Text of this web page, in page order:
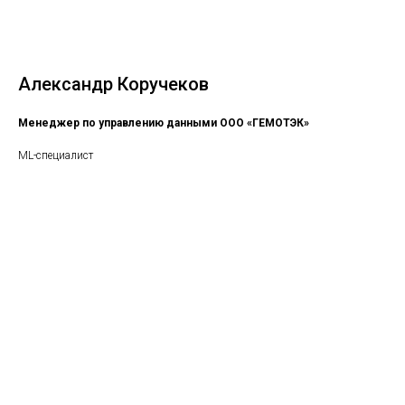
Александр Коручеков
Менеджер по управлению данными ООО «ГЕМОТЭК»
ML-специалист